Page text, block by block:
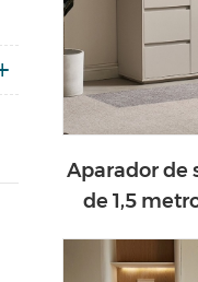
Aparador de
de 1,5